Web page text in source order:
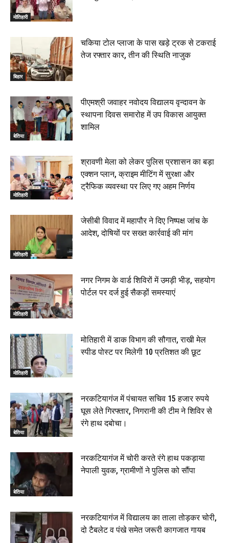
बेतिया : मझौलिया में 1.24 क्विंटल गांजा के साथ बोलेरो ज़ब्त, दो
तस्कर गिरफ्तार, 4 July 2026
00:39
00:33
रक्सौल : सुरक्षा जॉंच को सोना-चांदी दुकानों का एसडीपीओ और
थानाध्यक्ष ने किया निरीक्षण, 19 June 2026
00:58
बेतिया में सगे भाई ने मां के साथ मिलकर की भाई की हत्या, शव
जलाया, दोनों गिरफ्तार, 14 June 2026
00:12
मोतिहारी। NDA सरकार, 12 साल विश्वास के, मीडिया संवाद में
सांसद रधामोहन सिंह, 13 June 2026
02:19
मोतिहारी
बिहार
चकिया टोल प्लाजा के पास खड़े ट्रक से टकराई
तेज रफ्तार कार, तीन की स्थिति नाजुक
बेतिया
पीएमश्री जवाहर नवोदय विद्यालय वृन्दावन के
स्थापना दिवस समारोह में उप विकास आयुक्त
शामिल
मोतिहारी
श्रावणी मेला को लेकर पुलिस प्रशासन का बड़ा
एक्शन प्लान, क्राइम मीटिंग में सुरक्षा और
ट्रैफिक व्यवस्था पर लिए गए अहम निर्णय
मोतिहारी
जेसीबी विवाद में महापौर ने दिए निष्पक्ष जांच के
आदेश, दोषियों पर सख्त कार्रवाई की मांग
मोतिहारी
नगर निगम के वार्ड शिविरों में उमड़ी भीड़, सहयोग
पोर्टल पर दर्ज हुई सैकड़ों समस्याएं
मोतिहारी
मोतिहारी में डाक विभाग की सौगात, राखी मेल
स्पीड पोस्ट पर मिलेगी 10 प्रतिशत की छूट
बेतिया
नरकटियागंज में पंचायत सचिव 15 हजार रुपये
घूस लेते गिरफ्तार, निगरानी की टीम ने शिविर से
रंगे हाथ दबोचा।
बेतिया
नरकटियागंज में चोरी करते रंगे हाथ पकड़ाया
नेपाली युवक, ग्रामीणों ने पुलिस को सौंपा
नरकटियागंज में विद्यालय का ताला तोड़कर चोरी,
दो टैबलेट व पंखे समेत जरूरी कागजात गायब